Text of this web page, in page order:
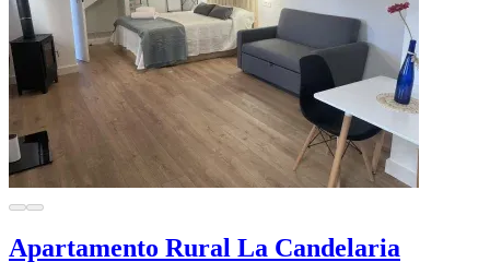
Apartamento Rural La Candelaria